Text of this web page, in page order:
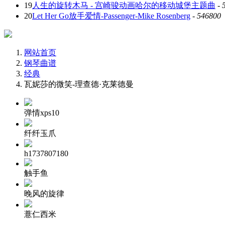
19人生的旋转木马 - 宫崎骏动画哈尔的移动城堡主题曲 -
20Let Her Go放手爱情-Passenger-Mike Rosenberg - 546800
网站首页
钢琴曲谱
经典
瓦妮莎的微笑-理查德·克莱德曼
弹情xps10
纤纤玉爪
h1737807180
触手鱼
晚风的旋律
薏仁西米